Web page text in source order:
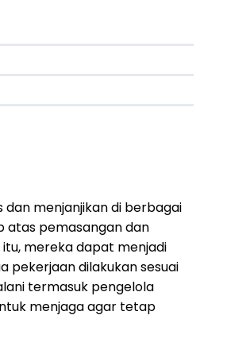
dan menjanjikan di berbagai
atas pemasangan dan
mereka dapat menjadi
pekerjaan dilakukan sesuai
termasuk pengelola
menjaga agar tetap